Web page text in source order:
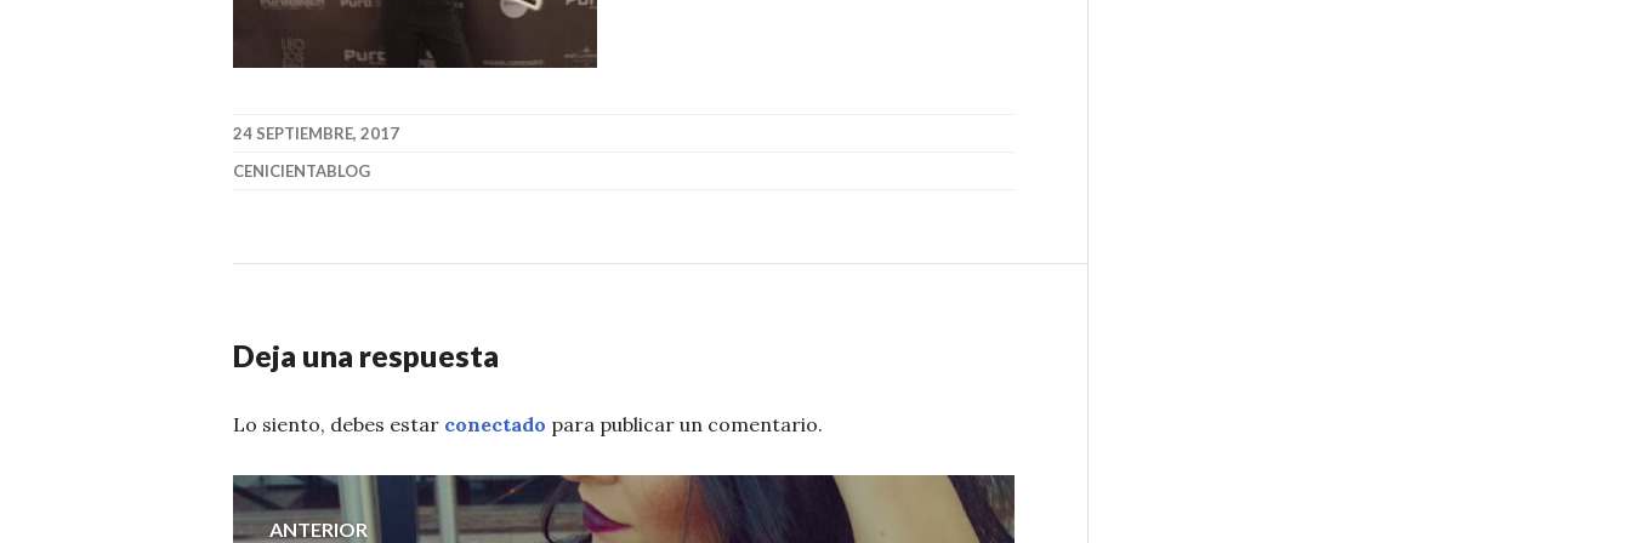
24 SEPTIEMBRE, 2017
CENICIENTABLOG
Deja una respuesta
Lo siento, debes estar conectado para publicar un comentario.
Navegación
ANTERIOR